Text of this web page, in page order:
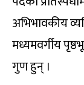
अभिभावकीय
मध्यमवर्गीय
गुण हुन् ।